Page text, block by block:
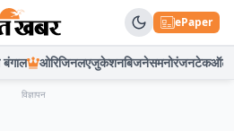
ePaper
बंगाल ओरिजिनलएजुकेशनबिजनेसमनोरंजनटेकऑटो
विज्ञापन